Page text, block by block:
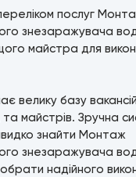
послуг
знезаражувача
майстра для
велику базу
та майстрів. Зручна
знайти Монтаж
знезаражувача
обрати надійного